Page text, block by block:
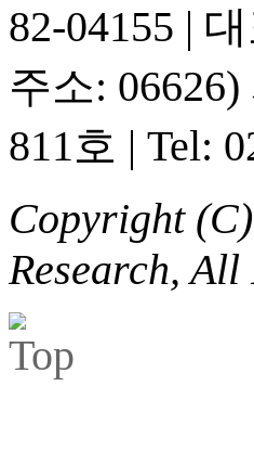
82-04155 |
주소:
811호 | Tel:
Copyright
Research, All